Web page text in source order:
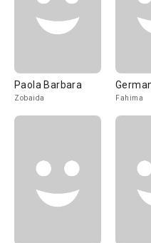
Paola Barbara
Zobaida Fahima